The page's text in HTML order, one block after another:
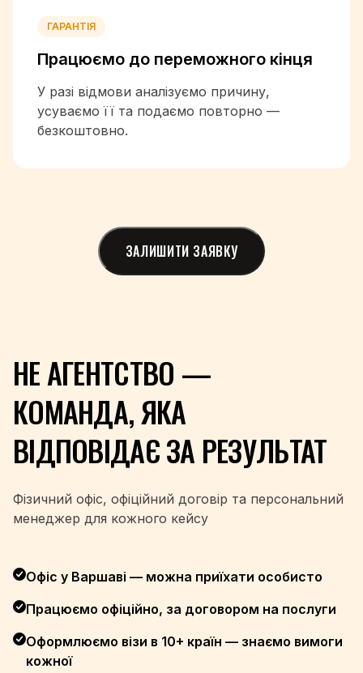
+856
+371
+961
+231
+218
+423
+265
+60
+230
+691
+373
+377
+212
+258
+264
+977
+31
ГАРАНТІЯ
Працюємо до переможного кінця
У разі відмови аналізуємо причину,
усуваємо її та подаємо повторно —
безкоштовно.
ЗАЛИШИТИ ЗАЯВКУ
НЕ АГЕНТСТВО —
КОМАНДА, ЯКА
ВІДПОВІДАЄ ЗА РЕЗУЛЬТАТ
Фізичний офіс, офіційний договір та персональний
менеджер для кожного кейсу
Офіс у Варшаві — можна приїхати особисто
Працюємо офіційно, за договором на послуги
Оформлюємо візи в 10+ країн — знаємо вимоги
кожної